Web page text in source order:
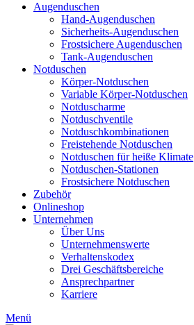
Augenduschen
Hand-Augenduschen
Sicherheits-Augenduschen
Frostsichere Augenduschen
Tank-Augenduschen
Notduschen
Körper-Notduschen
Variable Körper-Notduschen
Notduscharme
Notduschventile
Notduschkombinationen
Freistehende Notduschen
Notduschen für heiße Klimate
Notduschen-Stationen
Frostsichere Notduschen
Zubehör
Onlineshop
Unternehmen
Über Uns
Unternehmenswerte
Verhaltenskodex
Drei Geschäftsbereiche
Ansprechpartner
Karriere
Menü